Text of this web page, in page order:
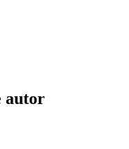
autor